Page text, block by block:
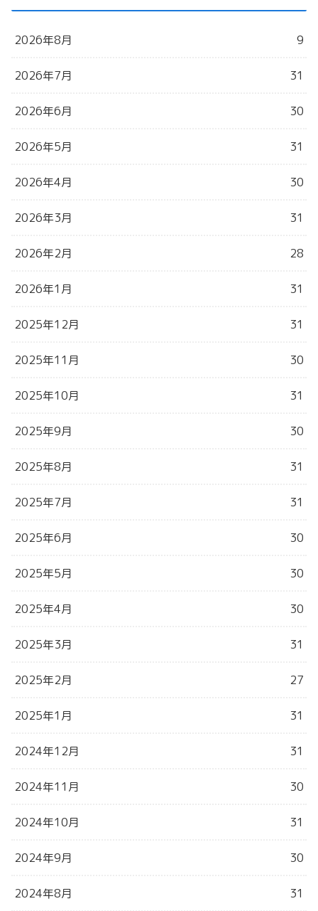
2026年8月 9
2026年7月 31
2026年6月 30
2026年5月 31
2026年4月 30
2026年3月 31
2026年2月 28
2026年1月 31
2025年12月 31
2025年11月 30
2025年10月 31
2025年9月 30
2025年8月 31
2025年7月 31
2025年6月 30
2025年5月 30
2025年4月 30
2025年3月 31
2025年2月 27
2025年1月 31
2024年12月 31
2024年11月 30
2024年10月 31
2024年9月 30
2024年8月 31